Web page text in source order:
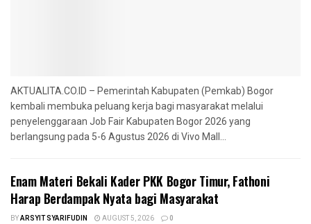
AKTUALITA.CO.ID – Pemerintah Kabupaten (Pemkab) Bogor
kembali membuka peluang kerja bagi masyarakat melalui
penyelenggaraan Job Fair Kabupaten Bogor 2026 yang
berlangsung pada 5-6 Agustus 2026 di Vivo Mall...
‎Enam Materi Bekali Kader PKK Bogor Timur, Fathoni
Harap Berdampak Nyata bagi Masyarakat
BYARSYIT SYARIFUDIN AUGUST 5, 2026 0